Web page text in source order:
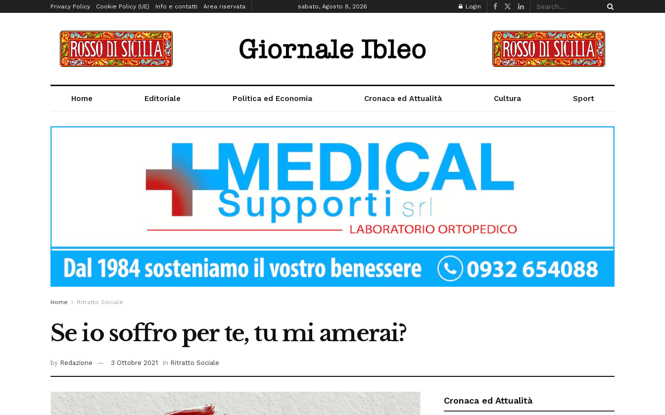
Privacy Policy Cookie Policy (UE) Info e contatti Area riservata sabato, Agosto 8, 2026 Login
Home Editoriale Politica ed Economia Cronaca ed Attualità Cultura Sport
Home Ritratto Sociale
Se io soffro per te, tu mi amerai?
by Redazione 3 Ottobre 2021 in Ritratto Sociale
Cronaca ed Attualità